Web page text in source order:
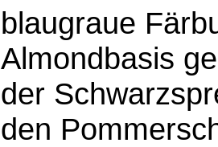
blaugraue
Almondbasis
der
den